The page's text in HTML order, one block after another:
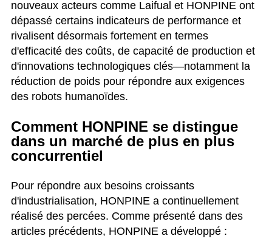
nouveaux acteurs comme Laifual et HONPINE ont
dépassé certains indicateurs de performance et
rivalisent désormais fortement en termes
d'efficacité des coûts, de capacité de production et
d'innovations technologiques clés—notamment la
réduction de poids pour répondre aux exigences
des robots humanoïdes.
Comment HONPINE se distingue
dans un marché de plus en plus
concurrentiel
Pour répondre aux besoins croissants
d'industrialisation, HONPINE a continuellement
réalisé des percées. Comme présenté dans des
articles précédents, HONPINE a développé :